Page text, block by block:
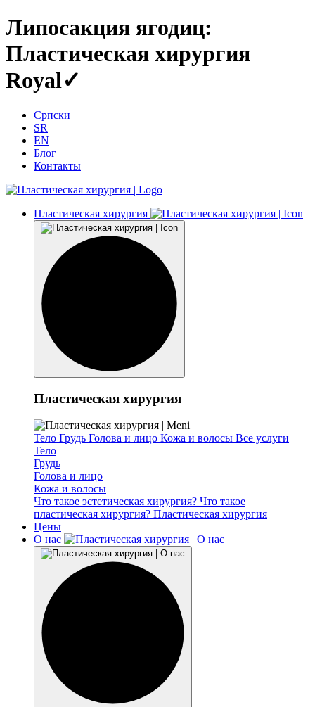
Липосакция ягодиц:
Пластическая хирургия
Royal✓
Српски
SR
EN
Блог
Контакты
Пластическая хирургия
Пластическая хирургия
Тело Грудь Голова и лицо Кожа и волосы Все услуги
Тело
Грудь
Голова и лицо
Кожа и волосы
Что такое эстетическая хирургия? Что такое
пластическая хирургия? Пластическая хирургия
Цены
О нас